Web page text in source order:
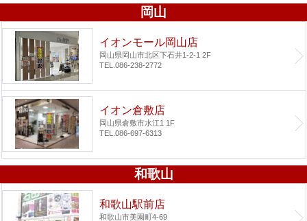
岡山
イオンモール岡山店
岡山県岡山市北区下石井1-2-1 2F
TEL.086-238-2772
イオン倉敷店
岡山県倉敷市水江1 1F
TEL.086-697-6313
和歌山
和歌山駅前店
和歌山市美園町4-69